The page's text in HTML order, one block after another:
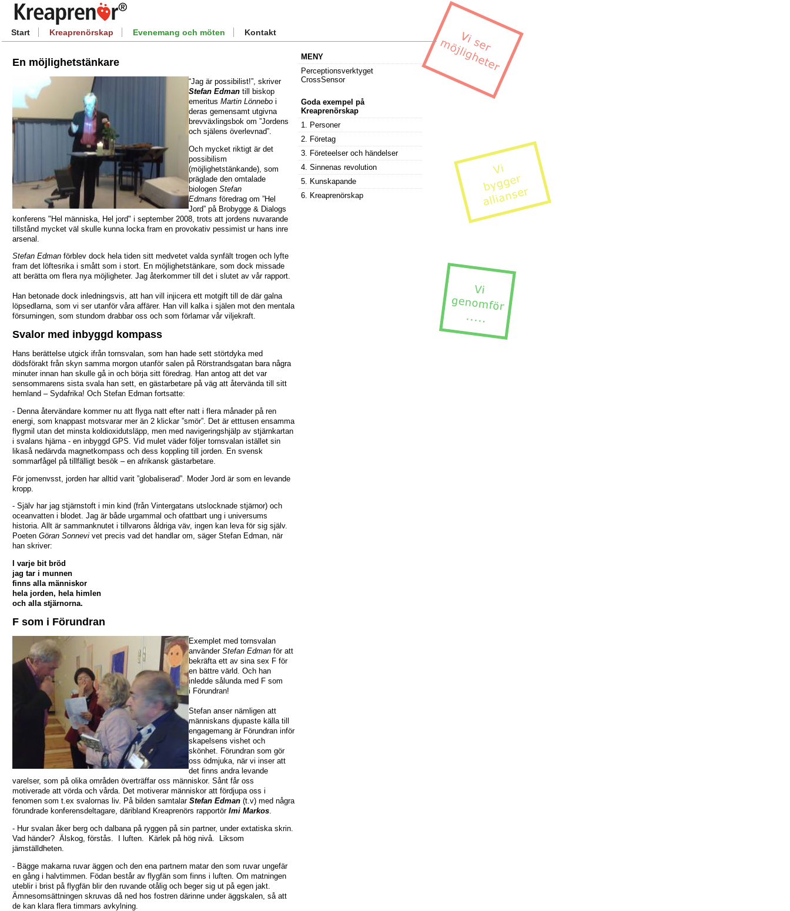
Start Kreaprenörskap Evenemang och möten Kontakt
MENY
Perceptionsverktyget
CrossSensor
Goda exempel på
Kreaprenörskap
1. Personer
2. Företag
3. Företeelser och händelser
4. Sinnenas revolution
5. Kunskapande
6. Kreaprenörskap
En möjlighetstänkare
“Jag är possibilist!”, skriver
Stefan Edman till biskop
emeritus Martin Lönnebo i
deras gemensamt utgivna
brevväxlingsbok om ”Jordens
och själens överlevnad”.
Och mycket riktigt är det
possibilism
(möjlighetstänkande), som
präglade den omtalade
biologen Stefan
Edmans föredrag om ”Hel
Jord” på Brobygge & Dialogs
konferens "Hel människa, Hel jord" i september 2008, trots att jordens nuvarande
tillstånd mycket väl skulle kunna locka fram en provokativ pessimist ur hans inre
arsenal.
Stefan Edman förblev dock hela tiden sitt medvetet valda synfält trogen och lyfte
fram det löftesrika i smått som i stort. En möjlighetstänkare, som dock missade
att berätta om flera nya möjligheter. Jag återkommer till det i slutet av vår rapport.
Han betonade dock inledningsvis, att han vill injicera ett motgift till de där galna
löpsedlarna, som vi ser utanför våra affärer. Han vill kalka i själen mot den mentala
försurningen, som stundom drabbar oss och som förlamar vår viljekraft.
Svalor med inbyggd kompass
Hans berättelse utgick ifrån tornsvalan, som han hade sett störtdyka med
dödsförakt från skyn samma morgon utanför salen på Rörstrandsgatan bara några
minuter innan han skulle gå in och börja sitt föredrag. Han antog att det var
sensommarens sista svala han sett, en gästarbetare på väg att återvända till sitt
hemland – Sydafrika! Och Stefan Edman fortsatte:
- Denna återvändare kommer nu att flyga natt efter natt i flera månader på ren
energi, som knappast motsvarar mer än 2 klickar ”smör”. Det är etttusen ensamma
flygmil utan det minsta koldioxidutsläpp, men med navigeringshjälp av stjärnkartan
i svalans hjärna - en inbyggd GPS. Vid mulet väder följer tornsvalan istället sin
likaså nedärvda magnetkompass och dess koppling till jorden. En svensk
sommarfågel på tillfälligt besök – en afrikansk gästarbetare.
För jomenvsst, jorden har alltid varit ”globaliserad”. Moder Jord är som en levande
kropp.
- Själv har jag stjärnstoft i min kind (från Vintergatans utslocknade stjärnor) och
oceanvatten i blodet. Jag är både urgammal och ofattbart ung i universums
historia. Allt är sammanknutet i tillvarons åldriga väv, ingen kan leva för sig själv.
Poeten Göran Sonnevi vet precis vad det handlar om, säger Stefan Edman, när
han skriver:
I varje bit bröd
jag tar i munnen
finns alla människor
hela jorden, hela himlen
och alla stjärnorna.
F som i Förundran
Exemplet med tornsvalan
använder Stefan Edman för att
bekräfta ett av sina sex F för
en bättre värld. Och han
inledde sålunda med F som
i Förundran!
Stefan anser nämligen att
människans djupaste källa till
engagemang är Förundran inför
skapelsens vishet och
skönhet. Förundran som gör
oss ödmjuka, när vi inser att
det finns andra levande
varelser, som på olika områden överträffar oss människor. Sånt får oss
motiverade att vörda och vårda. Det motiverar människor att fördjupa oss i
fenomen som t.ex svalornas liv. På bilden samtalar Stefan Edman (t.v) med några
förundrade konferensdeltagare, däribland Kreaprenörs rapportör Imi Markos
- Hur svalan åker berg och dalbana på ryggen på sin partner, under extatiska skrin.
Vad händer? Älskog, förstås. I luften. Kärlek på hög nivå. Liksom
jämställdheten.
- Bägge makarna ruvar äggen och den ena partnern matar den som ruvar ungefär
en gång i halvtimmen. Födan består av flygfän som finns i luften. Om matningen
uteblir i brist på flygfän blir den ruvande otålig och beger sig ut på egen jakt.
Ämnesomsättningen skruvas då ned hos fostren därinne under äggskalen, så att
de kan klara flera timmars avkylning.